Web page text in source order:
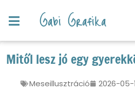
Gabi Grafika
Mitől lesz jó egy
Meseillusztráció 2026-05-